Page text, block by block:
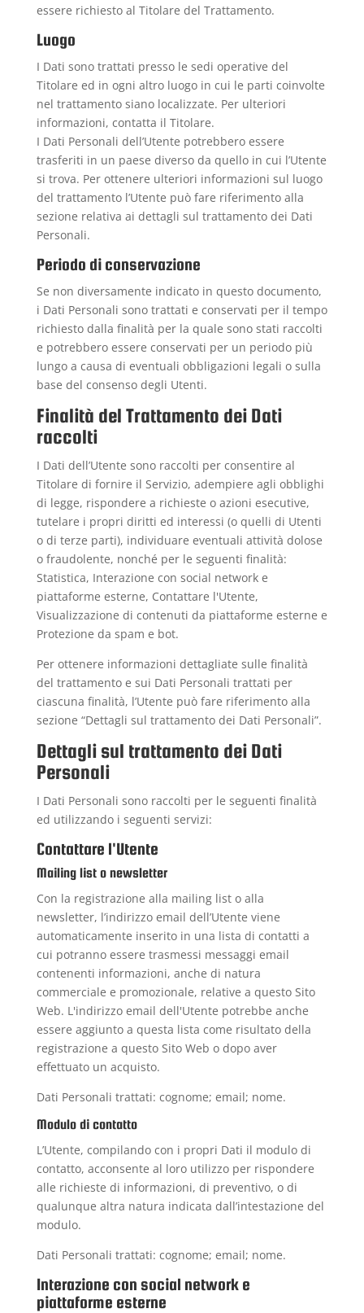
essere richiesto al Titolare del Trattamento.
Luogo
I Dati sono trattati presso le sedi operative del
Titolare ed in ogni altro luogo in cui le parti coinvolte
nel trattamento siano localizzate. Per ulteriori
informazioni, contatta il Titolare.
I Dati Personali dell’Utente potrebbero essere
trasferiti in un paese diverso da quello in cui l’Utente
si trova. Per ottenere ulteriori informazioni sul luogo
del trattamento l’Utente può fare riferimento alla
sezione relativa ai dettagli sul trattamento dei Dati
Personali.
Periodo di conservazione
Se non diversamente indicato in questo documento,
i Dati Personali sono trattati e conservati per il tempo
richiesto dalla finalità per la quale sono stati raccolti
e potrebbero essere conservati per un periodo più
lungo a causa di eventuali obbligazioni legali o sulla
base del consenso degli Utenti.
Finalità del Trattamento dei Dati
raccolti
I Dati dell’Utente sono raccolti per consentire al
Titolare di fornire il Servizio, adempiere agli obblighi
di legge, rispondere a richieste o azioni esecutive,
tutelare i propri diritti ed interessi (o quelli di Utenti
o di terze parti), individuare eventuali attività dolose
o fraudolente, nonché per le seguenti finalità:
Statistica, Interazione con social network e
piattaforme esterne, Contattare l'Utente,
Visualizzazione di contenuti da piattaforme esterne e
Protezione da spam e bot.
Per ottenere informazioni dettagliate sulle finalità
del trattamento e sui Dati Personali trattati per
ciascuna finalità, l’Utente può fare riferimento alla
sezione “Dettagli sul trattamento dei Dati Personali”.
Dettagli sul trattamento dei Dati
Personali
I Dati Personali sono raccolti per le seguenti finalità
ed utilizzando i seguenti servizi:
Contattare l'Utente
Mailing list o newsletter
Con la registrazione alla mailing list o alla
newsletter, l’indirizzo email dell’Utente viene
automaticamente inserito in una lista di contatti a
cui potranno essere trasmessi messaggi email
contenenti informazioni, anche di natura
commerciale e promozionale, relative a questo Sito
Web. L'indirizzo email dell'Utente potrebbe anche
essere aggiunto a questa lista come risultato della
registrazione a questo Sito Web o dopo aver
effettuato un acquisto.
Dati Personali trattati: cognome; email; nome.
Modulo di contatto
L’Utente, compilando con i propri Dati il modulo di
contatto, acconsente al loro utilizzo per rispondere
alle richieste di informazioni, di preventivo, o di
qualunque altra natura indicata dall’intestazione del
modulo.
Dati Personali trattati: cognome; email; nome.
Interazione con social network e
piattaforme esterne